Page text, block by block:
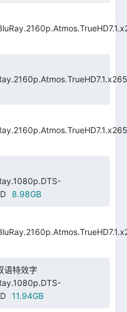
8.98GB
语特效字
11.94GB